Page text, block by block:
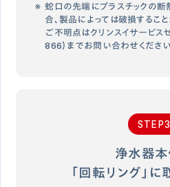
蛇口の先端にプラスチックの断
合、製品によっては破損すること
ご不明点はクリンスイサービ
866）までお問い合わせください
STEP3
浄水器本
「回転リング」